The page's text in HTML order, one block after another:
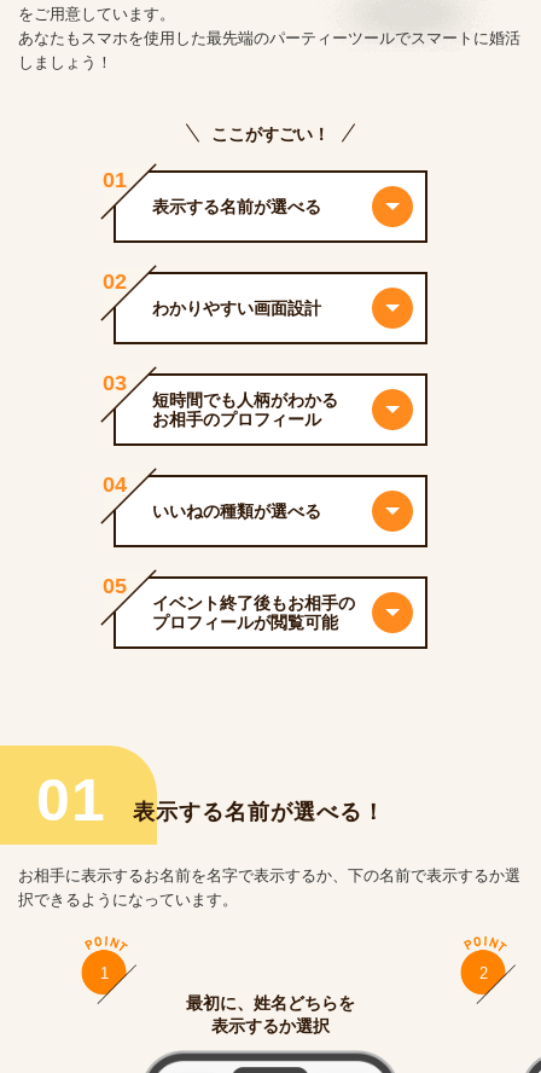
をご用意しています。
あなたもスマホを使用した最先端のパーティーツールでスマートに婚活
しましょう！
ここがすごい！
01
表示する名前が選べる
02
わかりやすい画面設計
03
短時間でも人柄がわかる
お相手のプロフィール
04
いいねの種類が選べる
05
イベント終了後もお相手の
プロフィールが閲覧可能
01 表示する名前が選べる！
お相手に表示するお名前を名字で表示するか、下の名前で表示するか選
択できるようになっています。
1
最初に、姓名どちらを
表示するか選択
2